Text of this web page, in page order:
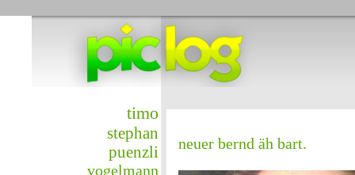
timo
stephan
puenzli
vogelmann
neuer bernd äh bart.